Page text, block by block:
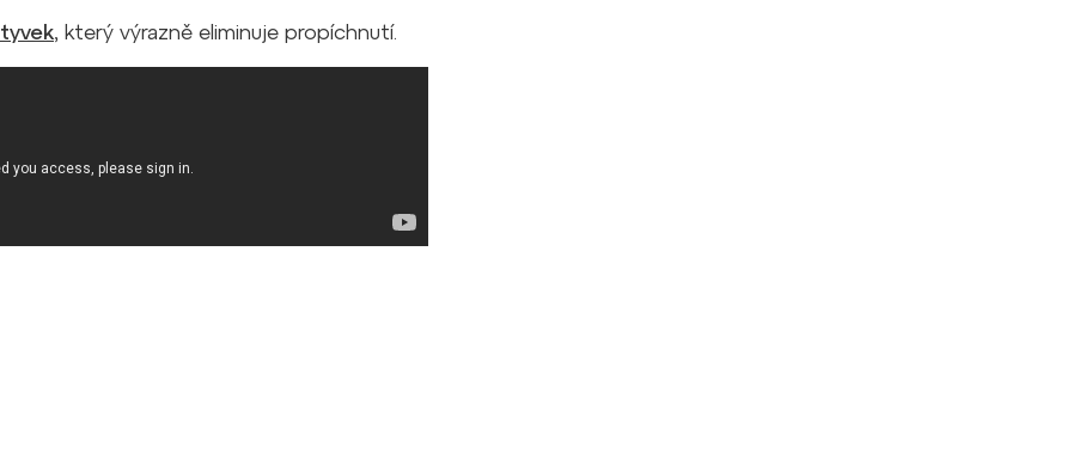
tyvek, který výrazně eliminuje propíchnutí.